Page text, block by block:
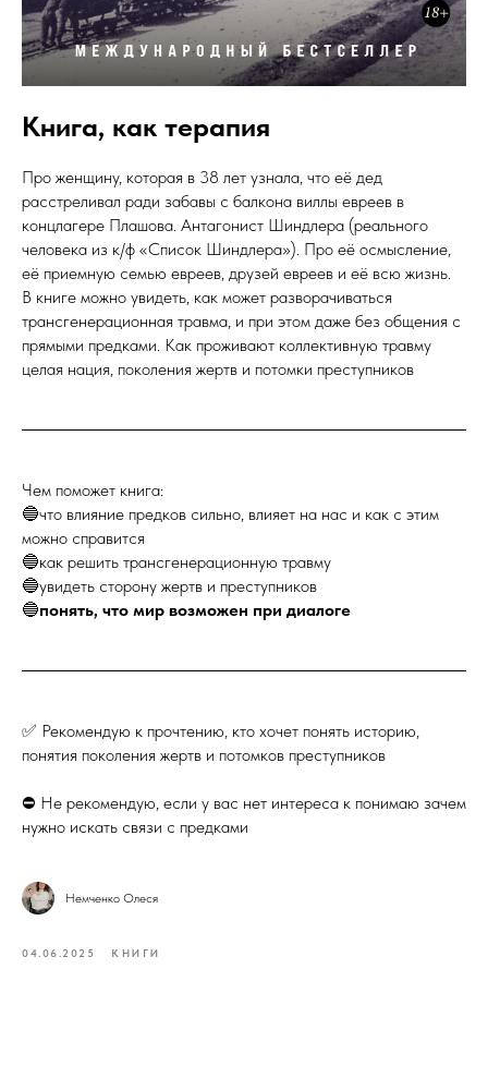
Книга, как терапия
Про женщину, которая в 38 лет узнала, что её дед
расстреливал ради забавы с балкона виллы евреев в
концлагере Плашова. Антагонист Шиндлера (реального
человека из к/ф «Список Шиндлера»). Про её осмысление,
её приемную семью евреев, друзей евреев и её всю жизнь.
В книге можно увидеть, как может разворачиваться
трансгенерационная травма, и при этом даже без общения с
прямыми предками. Как проживают коллективную травму
целая нация, поколения жертв и потомки преступников
Чем поможет книга:
🔵что влияние предков сильно, влияет на нас и как с этим
можно справится
🔵как решить трансгенерационную травму
🔵увидеть сторону жертв и преступников
🔵понять, что мир возможен при диалоге
✅ Рекомендую к прочтению, кто хочет понять историю,
понятия поколения жертв и потомков преступников
⛔️ Не рекомендую, если у вас нет интереса к понимаю зачем
нужно искать связи с предками
Немченко Олеся
04.06.2025 КНИГИ